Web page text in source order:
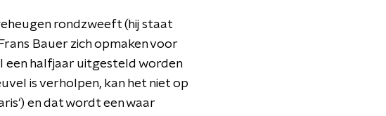
rondzweeft (hij staat
Bauer zich opmaken voor
een halfjaar uitgesteld worden
is verholpen, kan het niet op
en dat wordt een waar